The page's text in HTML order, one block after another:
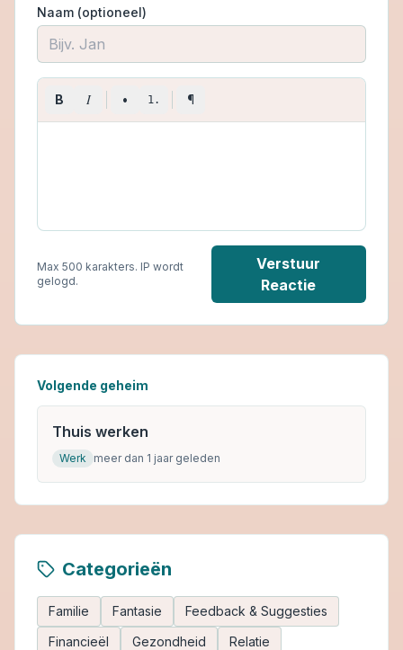
Naam (optioneel)
B I • 1. ¶
Max 500 karakters. IP wordt
gelogd.
Verstuur
Reactie
Volgende geheim
Thuis werken
Werk meer dan 1 jaar geleden
Categorieën
Familie Fantasie
Feedback & Suggesties
Financieël
Gezondheid
Relatie